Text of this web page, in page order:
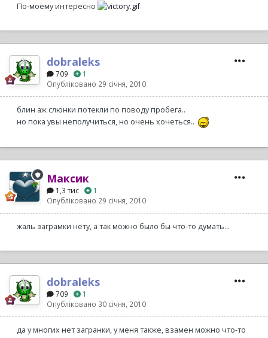
По-моему интересно
dobraleks
709
1
Опубліковано 29 січня, 2010
блин аж слюнки потекли по поводу пробега..
но пока увы неполучиться, но очень хочеться..
Максик
1,3 тис
1
Опубліковано 29 січня, 2010
жаль заграмки нету, а так можно было бы что-то думать...
dobraleks
709
1
Опубліковано 30 січня, 2010
да у многих нет загранки, у меня также, взамен можно что-то